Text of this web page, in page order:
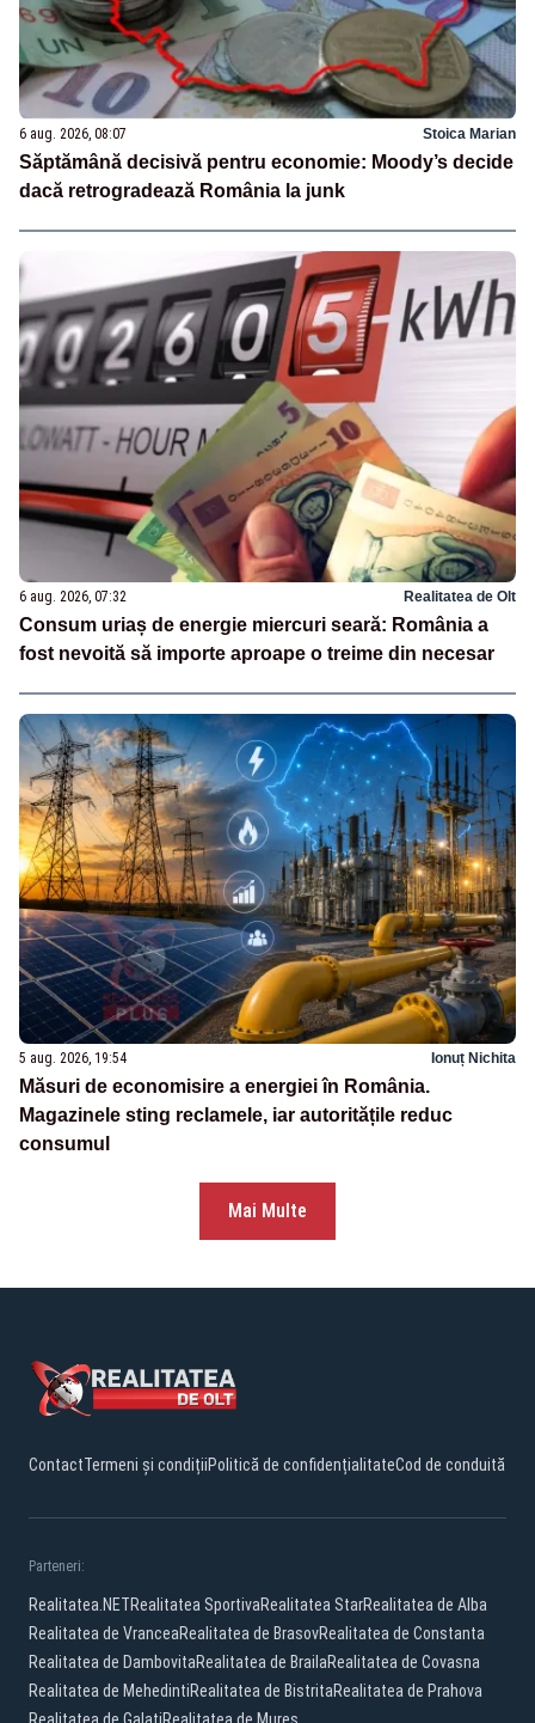
6 aug. 2026, 08:07 Stoica Marian
Săptămână decisivă pentru economie: Moody’s decide
dacă retrogradează România la junk
6 aug. 2026, 07:32 Realitatea de Olt
Consum uriaș de energie miercuri seară: România a
fost nevoită să importe aproape o treime din necesar
5 aug. 2026, 19:54 Ionuț Nichita
Măsuri de economisire a energiei în România.
Magazinele sting reclamele, iar autoritățile reduc
consumul
Mai Multe
ContactTermeni și condițiiPolitică de confidențialitateCod de conduită
Parteneri:
Realitatea.NETRealitatea SportivaRealitatea StarRealitatea de Alba
Realitatea de VranceaRealitatea de BrasovRealitatea de Constanta
Realitatea de DambovitaRealitatea de BrailaRealitatea de Covasna
Realitatea de MehedintiRealitatea de BistritaRealitatea de Prahova